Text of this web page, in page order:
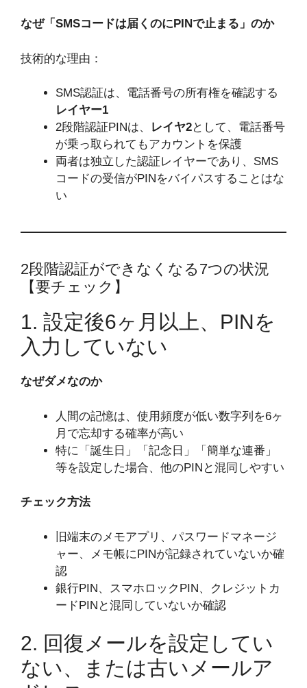
なぜ「SMSコードは届くのにPINで止まる」のか
技術的な理由：
SMS認証は、電話番号の所有権を確認する
レイヤー1
2段階認証PINは、
レイヤ2として、電話番号
が乗っ取られてもアカウントを保護
両者は独立した認証レイヤーであり、SMS
コードの受信がPINをバイパスすることはな
い
2段階認証ができなくなる7つの状況
【要チェック】
1. 設定後6ヶ月以上、PINを
入力していない
なぜダメなのか
人間の記憶は、使用頻度が低い数字列を6ヶ
月で忘却する確率が高い
特に「誕生日」「記念日」「簡単な連番」
等を設定した場合、他のPINと混同しやすい
チェック方法
旧端末のメモアプリ、パスワードマネージ
ャー、メモ帳にPINが記録されていないか確
認
銀行PIN、スマホロックPIN、クレジットカ
ードPINと混同していないか確認
2. 回復メールを設定してい
ない、または古いメールア